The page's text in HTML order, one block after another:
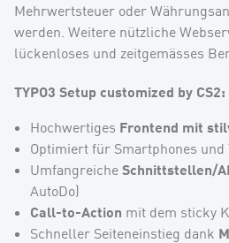
Mehrwertsteuer oder
werden. Weitere nützliche
lückenloses und zeitgemässes
TYPO3 Setup customized by CS2:
Hochwertiges Frontend mit
Optimiert für Smartphones und
Umfangreiche Schnittstellen/
AutoDo)
Call-to-Action mit dem sticky
Schneller Seiteneinstieg dank